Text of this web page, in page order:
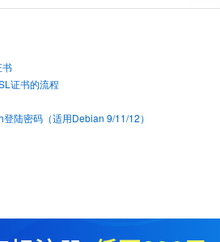
书
证书的流程
陆密码（适用Debian 9/11/12）